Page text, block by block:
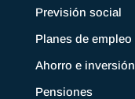
Previsión social
Planes de empleo
Ahorro e inversión
Pensiones